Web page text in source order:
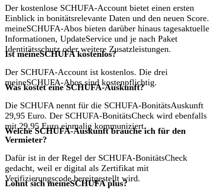
Der kostenlose SCHUFA-Account bietet einen ersten
Einblick in bonitätsrelevante Daten und den neuen Score.
meineSCHUFA-Abos bieten darüber hinaus tagesaktuelle
Informationen, UpdateService und je nach Paket
Identitätsschutz oder weitere Zusatzleistungen.
Ist meineSCHUFA kostenlos?
Der SCHUFA-Account ist kostenlos. Die drei
meineSCHUFA-Abos sind kostenpflichtig.
Was kostet eine SCHUFA-Auskunft?
Die SCHUFA nennt für die SCHUFA-BonitätsAuskunft
29,95 Euro. Der SCHUFA-BonitätsCheck wird ebenfalls
mit 29,95 Euro einmalig kommuniziert.
Welche SCHUFA-Auskunft brauche ich für den
Vermieter?
Dafür ist in der Regel der SCHUFA-BonitätsCheck
gedacht, weil er digital als Zertifikat mit
Verifizierungscode bereitgestellt wird.
Lohnt sich meineSCHUFA plus?